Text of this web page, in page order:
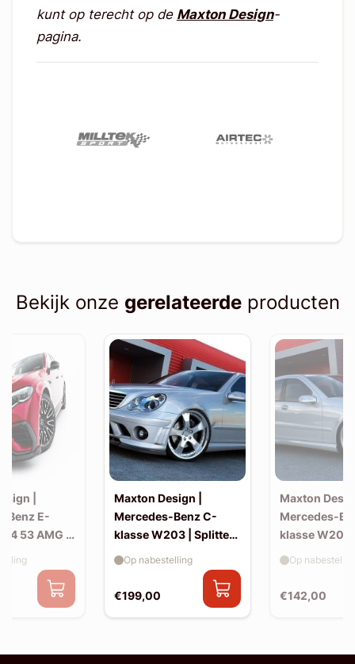
kunt op terecht op de Maxton Design-
pagina.
Bekijk onze gerelateerdeproducten
|
Benz E-
53 AMG |
Maxton Design |
Mercedes-Benz C-
klasse W203 | Splitter
(voor W203 AMG-look
€199,00
Op nabestelling
Maxton
Mercedes-
klasse W203
skirts (W204
€142,00
Op